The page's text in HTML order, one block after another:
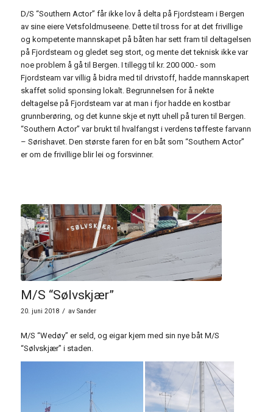
D/S “Southern Actor” får ikke lov å delta på Fjordsteam i Bergen
av sine eiere Vetsfoldmuseene. Dette til tross for at det frivillige
og kompetente mannskapet på båten har sett fram til deltagelsen
på Fjordsteam og gledet seg stort, og mente det teknisk ikke var
noe problem å gå til Bergen. I tillegg til kr. 200 000.- som
Fjordsteam var villig å bidra med til drivstoff, hadde mannskapert
skaffet solid sponsing lokalt. Begrunnelsen for å nekte
deltagelse på Fjordsteam var at man i fjor hadde en kostbar
grunnberøring, og det kunne skje et nytt uhell på turen til Bergen.
“Southern Actor” var brukt til hvalfangst i verdens tøffeste farvann
– Sørishavet. Den største faren for en båt som “Southern Actor”
er om de frivillige blir lei og forsvinner.
M/S “Sølvskjær”
20. juni 2018 / av Sander
M/S “Wedøy” er seld, og eigar kjem med sin nye båt M/S
“Sølvskjær” i staden.